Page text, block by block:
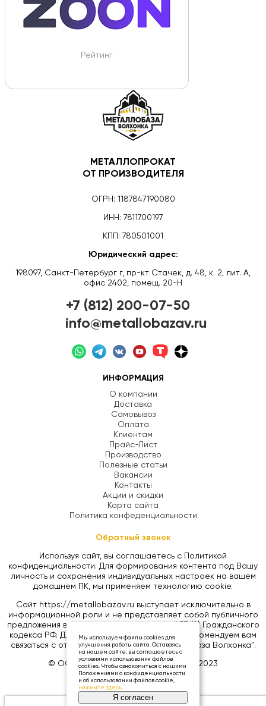
Рейтинг
МЕТАЛЛОПРОКАТ
ОТ ПРОИЗВОДИТЕЛЯ
ОГРН: 1187847190080
ИНН: 7811700197
КПП: 780501001
Юридический адрес:
198097, Санкт-Петербург г, пр-кт Стачек, д. 48, к. 2, лит. А,
офис 2402, помещ. 20-Н
+7 (812) 200-07-50
info@metallobazav.ru
ИНФОРМАЦИЯ
О компании
Доставка
Самовывоз
Оплата
Клиентам
Прайс-Лист
Производство
Полезные статьи
Вакансии
Контакты
Акции и скидки
Карта сайта
Политика конфеденциальности
Обратный звонок
Используя сайт, вы соглашаетесь с Политикой
конфиденциальности. Для формирования контента под Вашу
личность и сохранения индивидуальных настроек на вашем
домашнем ПК, мы применяем технологию cookie.
Сайт https://metallobazav.ru выступает исключительно в
информационной роли и не представляет собой публичного
предложения в соответствии со статьей 437 (2) Гражданского
кодекса РФ. Для уточнения цен на товары, рекомендуем вам
связаться с отделом продаж ООО "Металлобаза Волхонка".
© ООО «МЕТАЛЛОБАЗА ВОЛХОНКА», 2023
Мы используем файлы cookies для
улучшения работы сайта. Оставаясь
на нашем сайте, вы соглашаетесь с
условиями использования файлов
cookies. Чтобы ознакомиться с нашими
Положениями о конфиденциальности
и об использовании файлов cookie,
нажмите здесь.
Я согласен